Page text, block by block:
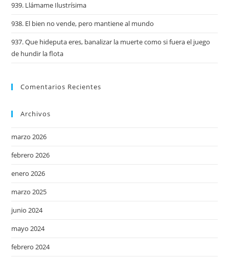
939. Llámame Ilustrísima
938. El bien no vende, pero mantiene al mundo
937. Que hideputa eres, banalizar la muerte como si fuera el juego
de hundir la flota
Comentarios Recientes
Archivos
marzo 2026
febrero 2026
enero 2026
marzo 2025
junio 2024
mayo 2024
febrero 2024